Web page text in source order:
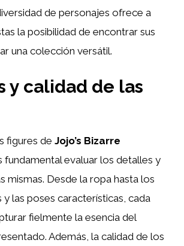
de personajes ofrece a
la posibilidad de encontrar sus
una colección versátil.
y calidad de las
figures de Jojo’s Bizarre
fundamental evaluar los detalles y
mismas. Desde la ropa hasta los
y las poses características, cada
fielmente la esencia del
Además, la calidad de los